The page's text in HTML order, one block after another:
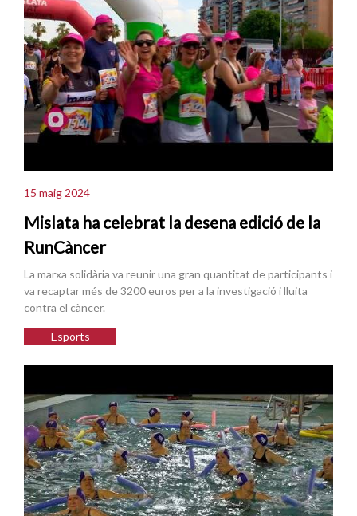
15 maig 2024
Mislata ha celebrat la desena edició de la
RunCàncer
La marxa solidària va reunir una gran quantitat de participants i
va recaptar més de 3200 euros per a la investigació i lluita
contra el càncer.
Esports